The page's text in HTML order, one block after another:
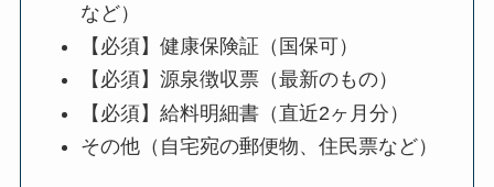
など）
【必須】健康保険証（国保可）
【必須】源泉徴収票（最新のもの）
【必須】給料明細書（直近2ヶ月分）
その他（自宅宛の郵便物、住民票など）